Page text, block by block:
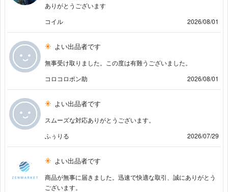
ありがとうございます
コイル
2026/08/01
よい出品者です
無事受け取りました。この度は有難うございました。
コロコロポン助
2026/08/01
よい出品者です
スムーズな対応ありがとうございます。
ふぅりる
2026/07/29
よい出品者です
商品が無事に届きました。迅速で快適な取引、誠にありがとう
ございます。